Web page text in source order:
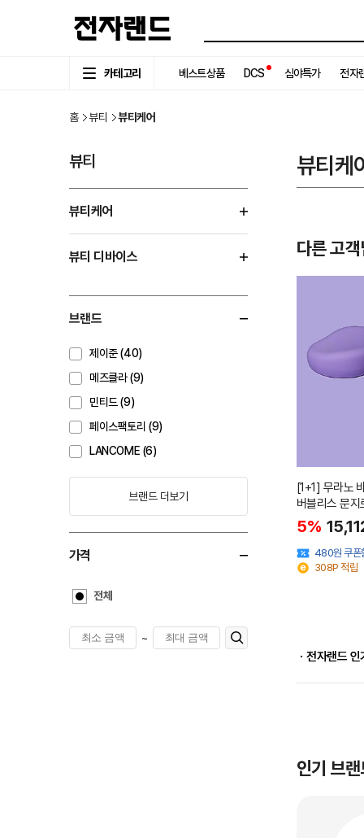
카테고리 베스트상품 DCS 심야특가 전자
홈 뷰티 뷰티케어
뷰티
뷰티케어
뷰티 디바이스
브랜드
제이준 (40)
메즈클라 (9)
민티드 (9)
페이스팩토리 (9)
LANCOME (6)
브랜드 더보기
가격
전체
~
뷰티케
다른 고
[1+1] 무라노
버블리스 문지
5%
480원 쿠폰
308P 적립
ㆍ전자랜드 인
인기 브